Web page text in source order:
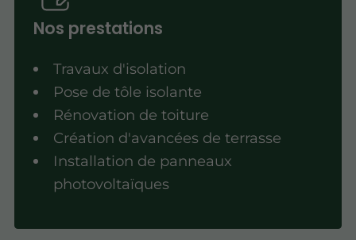
Nos prestations
Travaux d'isolation
Pose de tôle isolante
Rénovation de toiture
Création d'avancées de terrasse
Installation de panneaux
photovoltaïques